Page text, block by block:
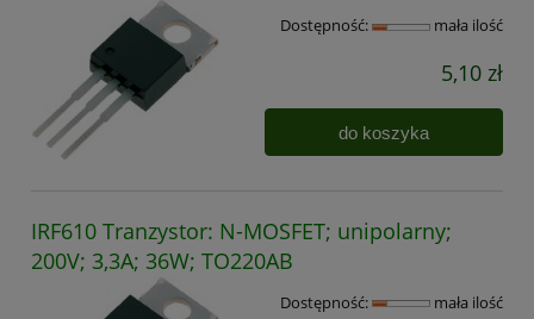
Dostępność: mała ilość
5,10 zł
do koszyka
IRF610 Tranzystor: N-MOSFET; unipolarny;
200V; 3,3A; 36W; TO220AB
Dostępność: mała ilość